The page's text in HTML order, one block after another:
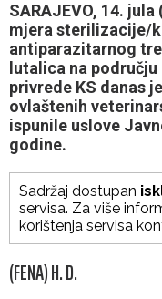
SARAJEVO, 14.
mjera sterilizacije/
antiparazitarnog
lutalica na
privrede KS danas
ovlaštenih
ispunile uslove
godine.
Sadržaj dostupan
servisa. Za više
korištenja servisa
(FENA) H. D.